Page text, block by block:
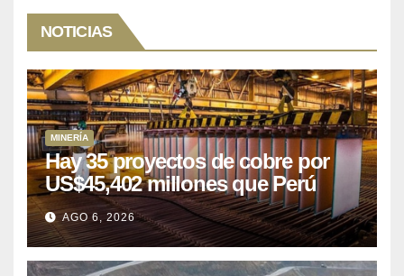
NOTICIAS
MINERÍA
Hay 35 proyectos de cobre por
US$45,402 millones que Perú
puede aprovechar
AGO 6, 2026